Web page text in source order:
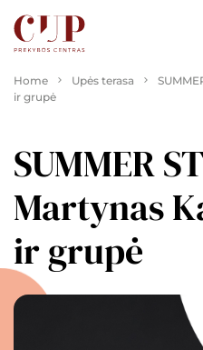
Home Upės terasa
ir grupė
SUMMER
Martynas
ir grupė